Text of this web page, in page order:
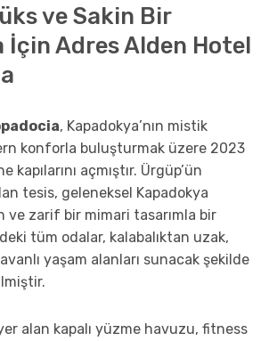
ve Sakin Bir
İçin Adres Alden Hotel
, Kapadokya’nın mistik
konforla buluşturmak üzere 2023
kapılarını açmıştır. Ürgüp’ün
tesis, geleneksel Kapadokya
ve zarif bir mimari tasarımla bir
tüm odalar, kalabalıktan uzak,
yaşam alanları sunacak şekilde
alan kapalı yüzme havuzu, fitness